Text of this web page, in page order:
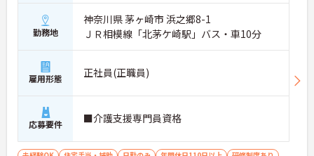
勤務地
神奈川県 茅ヶ崎市 浜之郷8-1
ＪＲ相模線「北茅ケ崎駅」バス・車10分
雇用形態 正社員(正職員)
応募要件 ■介護支援専門員資格